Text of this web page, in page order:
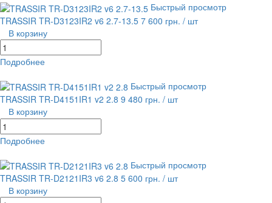
Быстрый просмотр
TRASSIR TR-D3123IR2 v6 2.7-13.5 7 600 грн. / шт
В корзину
Подробнее
Быстрый просмотр
TRASSIR TR-D4151IR1 v2 2.8 9 480 грн. / шт
В корзину
Подробнее
Быстрый просмотр
TRASSIR TR-D2121IR3 v6 2.8 5 600 грн. / шт
В корзину